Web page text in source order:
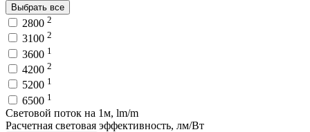
Выбрать все
2800 2
3100 2
3600 1
4200 2
5200 1
6500 1
Световой поток на 1м, lm/m
Расчетная световая эффективность, лм/Вт